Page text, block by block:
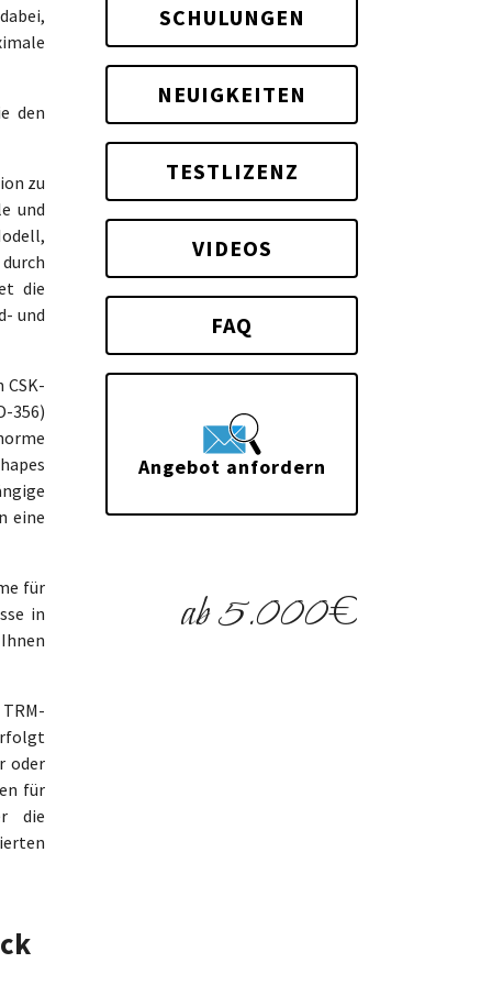
den
zu
und
die
und
356)
eine
für
in
oder
für
die
SCHULUNGEN
NEUIGKEITEN
TESTLIZENZ
VIDEOS
FAQ
Angebot anfordern
ab 5.000€